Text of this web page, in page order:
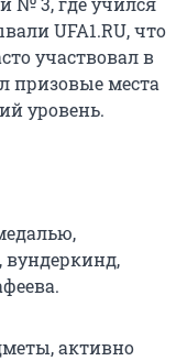
UFA1.RU, что
участвовал в
призовые места
уровень.
активно